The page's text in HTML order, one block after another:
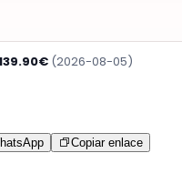
(2026-08-05)
Copiar enlace